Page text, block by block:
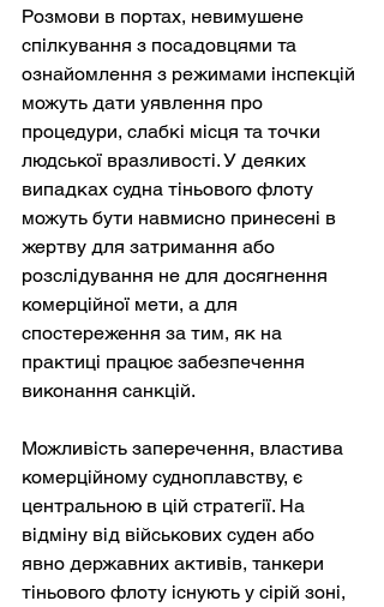
Розмови в портах, невимушене
спілкування з посадовцями та
ознайомлення з режимами інспекцій
можуть дати уявлення про
процедури, слабкі місця та точки
людської вразливості. У деяких
випадках судна тіньового флоту
можуть бути навмисно принесені в
жертву для затримання або
розслідування не для досягнення
комерційної мети, а для
спостереження за тим, як на
практиці працює забезпечення
виконання санкцій.
Можливість заперечення, властива
комерційному судноплавству, є
центральною в цій стратегії. На
відміну від військових суден або
явно державних активів, танкери
тіньового флоту існують у сірій зоні,